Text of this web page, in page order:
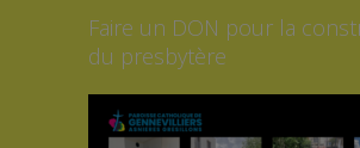
Faire un DON pour la
du presbytère